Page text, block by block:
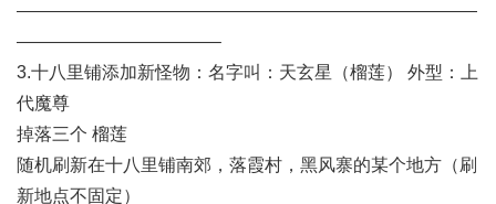
——————————————————————————
———————————–
3.十八里铺添加新怪物：名字叫：天玄星（榴莲） 外型：上
代魔尊
掉落三个 榴莲
随机刷新在十八里铺南郊，落霞村，黑风寨的某个地方（刷
新地点不固定）